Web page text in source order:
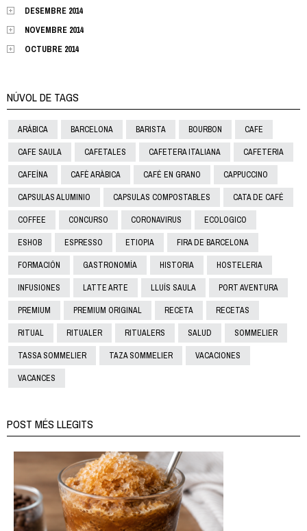
DESEMBRE 2014
NOVEMBRE 2014
OCTUBRE 2014
NÚVOL DE TAGS
ARÁBICA BARCELONA BARISTA BOURBON CAFE
CAFE SAULA CAFETALES CAFETERA ITALIANA CAFETERIA
CAFEÍNA CAFÈ ARÀBICA CAFÉ EN GRANO CAPPUCCINO
CAPSULAS ALUMINIO CAPSULAS COMPOSTABLES CATA DE CAFÉ
COFFEE CONCURSO CORONAVIRUS ECOLOGICO
ESHOB ESPRESSO ETIOPIA FIRA DE BARCELONA
FORMACIÓN GASTRONOMÍA HISTORIA HOSTELERIA
INFUSIONES LATTE ARTE LLUÍS SAULA PORT AVENTURA
PREMIUM PREMIUM ORIGINAL RECETA RECETAS
RITUAL RITUALER RITUALERS SALUD SOMMELIER
TASSA SOMMELIER TAZA SOMMELIER VACACIONES
VACANCES
POST MÉS LLEGITS